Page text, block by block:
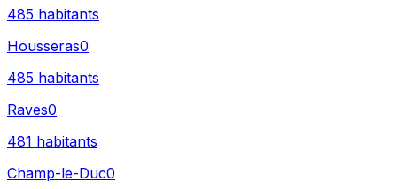
485 habitants
Housseras0
485 habitants
Raves0
481 habitants
Champ-le-Duc0